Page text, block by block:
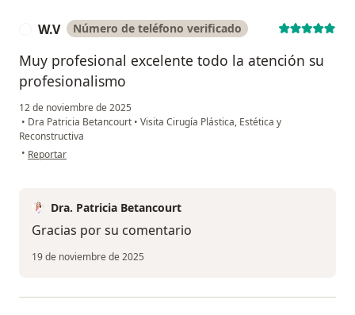
W.V Número de teléfono verificado
Muy profesional excelente todo la atención su
profesionalismo
12 de noviembre de 2025
• Dra Patricia Betancourt • Visita Cirugía Plástica, Estética y
Reconstructiva
• en opinión del usuario W.V
Reportar
Dra. Patricia Betancourt
Gracias por su comentario
19 de noviembre de 2025